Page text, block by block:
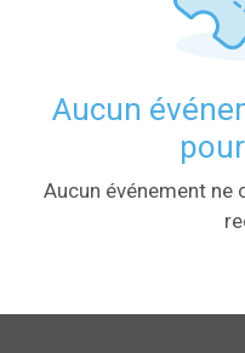
Aucun
Aucun événement ne